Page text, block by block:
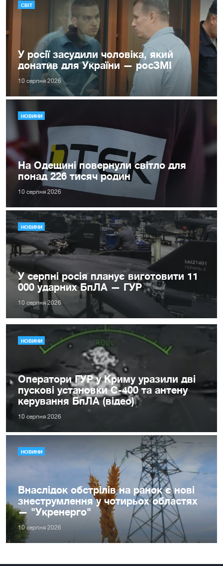
СВІТ
У росії засудили чоловіка, який
донатив для України — росЗМІ
10 серпня 2026
НОВИНИ
На Одещині повернули світло для
понад 226 тисяч родин
10 серпня 2026
НОВИНИ
У серпні росія планує виготовити 11
000 ударних БпЛА — ГУР
10 серпня 2026
НОВИНИ
Оператори ГУР у Криму уразили дві
пускові установки С-400 та антену
керування БпЛА (відео)
10 серпня 2026
НОВИНИ
Внаслідок обстрілів на ранок є нові
знеструмлення у чотирьох областях
— "Укренерго"
10 серпня 2026